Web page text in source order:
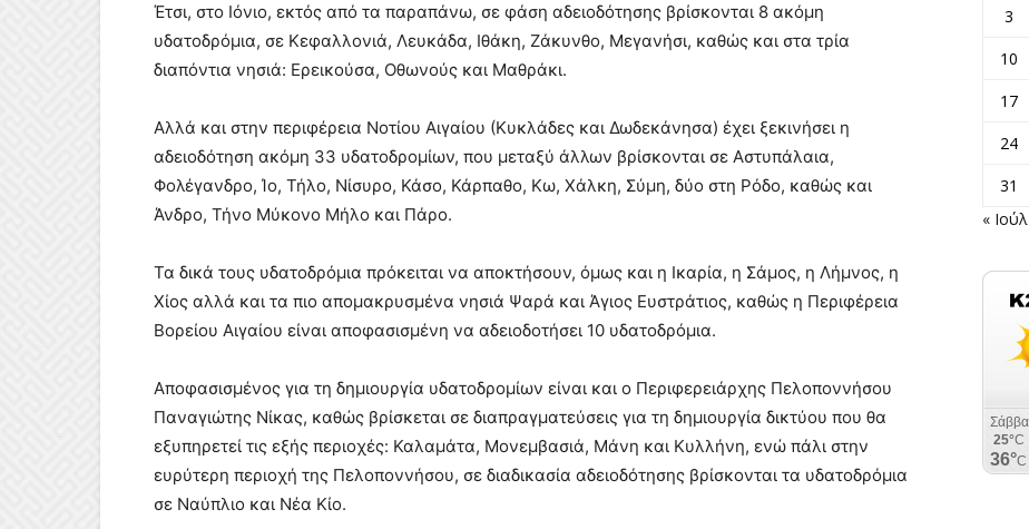
Έτσι, στο Ιόνιο, εκτός από τα παραπάνω, σε φάση αδειοδότησης βρίσκονται 8 ακόμη
υδατοδρόμια, σε Κεφαλλονιά, Λευκάδα, Ιθάκη, Ζάκυνθο, Μεγανήσι, καθώς και στα τρία
διαπόντια νησιά: Ερεικούσα, Οθωνούς και Μαθράκι.
Αλλά και στην περιφέρεια Νοτίου Αιγαίου (Κυκλάδες και Δωδεκάνησα) έχει ξεκινήσει η
αδειοδότηση ακόμη 33 υδατοδρομίων, που μεταξύ άλλων βρίσκονται σε Αστυπάλαια,
Φολέγανδρο, Ίο, Τήλο, Νίσυρο, Κάσο, Κάρπαθο, Κω, Χάλκη, Σύμη, δύο στη Ρόδο, καθώς και
Άνδρο, Τήνο Μύκονο Μήλο και Πάρο.
Τα δικά τους υδατοδρόμια πρόκειται να αποκτήσουν, όμως και η Ικαρία, η Σάμος, η Λήμνος, η
Χίος αλλά και τα πιο απομακρυσμένα νησιά Ψαρά και Άγιος Ευστράτιος, καθώς η Περιφέρεια
Βορείου Αιγαίου είναι αποφασισμένη να αδειοδοτήσει 10 υδατοδρόμια.
Αποφασισμένος για τη δημιουργία υδατοδρομίων είναι και ο Περιφερειάρχης Πελοποννήσου
Παναγιώτης Νίκας, καθώς βρίσκεται σε διαπραγματεύσεις για τη δημιουργία δικτύου που θα
εξυπηρετεί τις εξής περιοχές: Καλαμάτα, Μονεμβασιά, Μάνη και Κυλλήνη, ενώ πάλι στην
ευρύτερη περιοχή της Πελοποννήσου, σε διαδικασία αδειοδότησης βρίσκονται τα υδατοδρόμια
σε Ναύπλιο και Νέα Κίο.
3
10
17
24
31
« Ιούλ